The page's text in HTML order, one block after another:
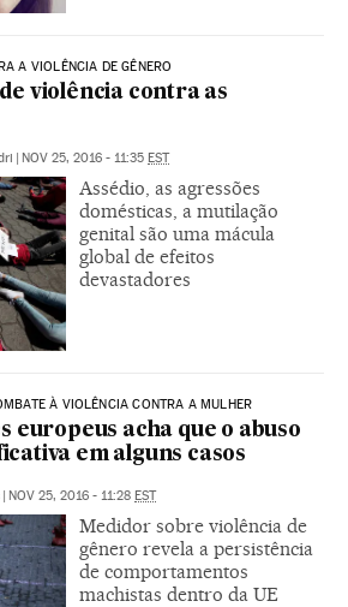
A VIOLÊNCIA DE GÊNERO
violência contra as
| NOV 25, 2016 - 11:35 EST
Assédio, as agressões
domésticas, a mutilação
genital são uma mácula
global de efeitos
devastadores
À VIOLÊNCIA CONTRA A MULHER
europeus acha que o abuso
em alguns casos
| NOV 25, 2016 - 11:28 EST
Medidor sobre violência de
gênero revela a persistência
de comportamentos
machistas dentro da UE